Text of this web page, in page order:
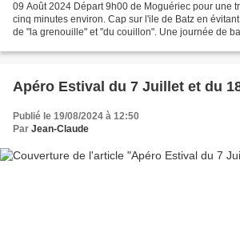
09 Août 2024 Départ 9h00 de Moguériec pour une
cinq minutes environ. Cap sur l'ile de Batz en
de "la grenouille" et "du couillon". Une journée de
Apéro Estival du 7 Juillet et du
Publié le 19/08/2024 à 12:50
Par Jean-Claude